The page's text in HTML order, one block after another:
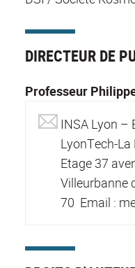
DIRECTEUR DE
Professeur
INSA Lyon –
LyonTech-
Etage 37
Villeurbanne
70 Email :